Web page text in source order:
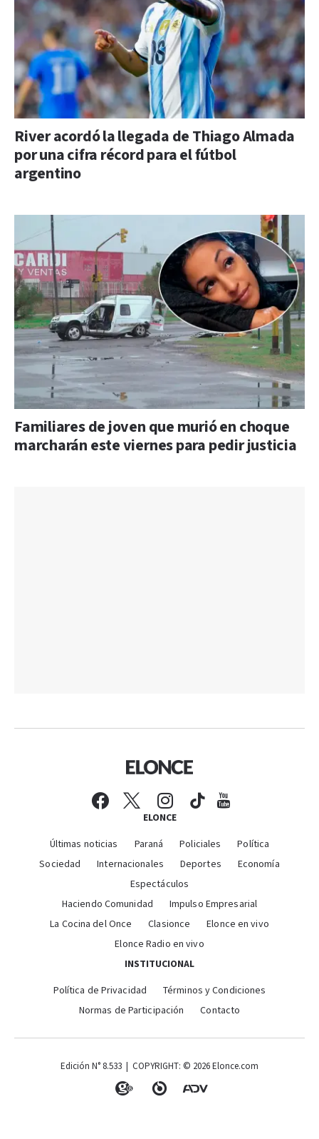
River acordó la llegada de Thiago Almada
por una cifra récord para el fútbol
argentino
Familiares de joven que murió en choque
marcharán este viernes para pedir justicia
ELONCE
Últimas noticias Paraná Policiales
Política
Sociedad
Internacionales Deportes
Economía
Espectáculos
Haciendo Comunidad
Impulso Empresarial
La Cocina del Once
Clasionce
Elonce en vivo
Elonce Radio en vivo
INSTITUCIONAL
Política de Privacidad
Términos y Condiciones
Normas de Participación
Contacto
Edición N° 8.533 | COPYRIGHT: © 2026 Elonce.com